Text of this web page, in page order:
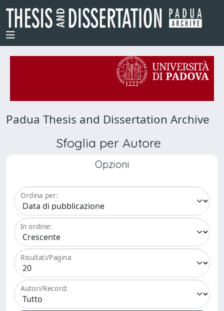
Padua Thesis and Dissertation Archive
Sfoglia per Autore
Opzioni
Ordina per:
In ordine:
Risultati/Pagina
Autori/Record: